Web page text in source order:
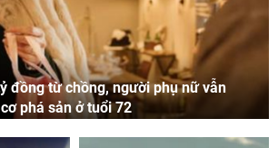
đồng từ chồng, người phụ nữ vẫn
phá sản ở tuổi 72